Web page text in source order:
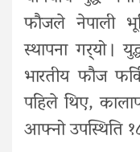
फौजले नेपाली
स्थापना गर्‍यो ।
भारतीय फौज
पहिले थिए,
आफ्नो उपस्थिति